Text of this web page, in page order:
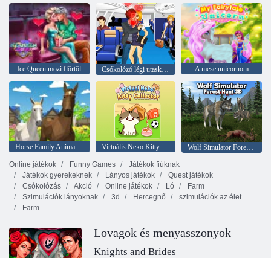
Ice Queen mozi flörtöl Csókolózó légi utaskísérő A mese unicornom
Wolf Simulator Forest Hunt 3D
Online játékok
Funny Games
Játékok fiúknak
Játékok gyerekeknek
Lányos játékok
Quest játékok
Csókolózás
Akció Online játékok Ló
Farm
Szimulációk lányoknak
3d Hercegnő
szimulációk az élet
Farm
Lovagok és menyasszonyok
Knights and Brides